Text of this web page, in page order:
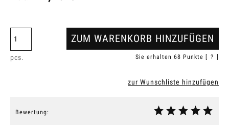
pcs.
ZUM WARENKORB HINZUFÜGEN
Sie erhalten 68 Punkte [ ? ]
zur Wunschliste hinzufügen
Bewertung: